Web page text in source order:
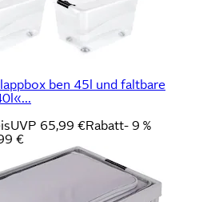
ben 45l und faltbare
UVP 65,99 €Rabatt- 9 %
€